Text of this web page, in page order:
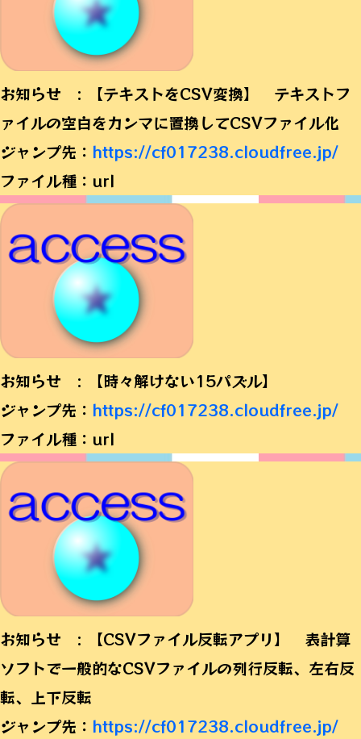
お知らせ : 【テキストをCSV変換】 テキストフ
ァイルの空白をカンマに置換してCSVファイル化
ジャンプ先： https://cf017238.cloudfree.jp/
ファイル種：url
お知らせ : 【時々解けない15パズル】
ジャンプ先： https://cf017238.cloudfree.jp/
ファイル種：url
お知らせ : 【CSVファイル反転アプリ】 表計算
ソフトで一般的なCSVファイルの列行反転、左右反
転、上下反転
ジャンプ先： https://cf017238.cloudfree.jp/